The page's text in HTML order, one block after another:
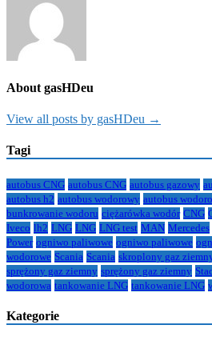
About gasHDeu
View all posts by gasHDeu →
Tagi
autobus CNG autobus CNG autobus gazowy
autobus h2 autobus wodorowy autobus
bunkrowanie wodoru ciężarówka wodór CNG
Iveco lh2 LNG LNG LNG test MAN Mercedes
Power ogniwo paliwowe ogniwo paliwowe
wodorowe Scania Scania skroplony gaz
sprężony gaz ziemny sprężony gaz ziemny
wodorowa tankowanie LNG tankowanie LNG
Kategorie